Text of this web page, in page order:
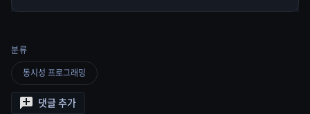
분류
동시성 프로그래밍
댓글 추가